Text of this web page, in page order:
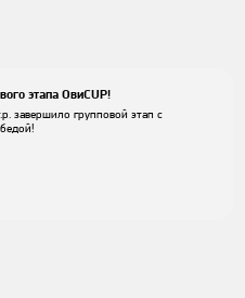
этапа ОвиCUP!
завершило групповой этап с